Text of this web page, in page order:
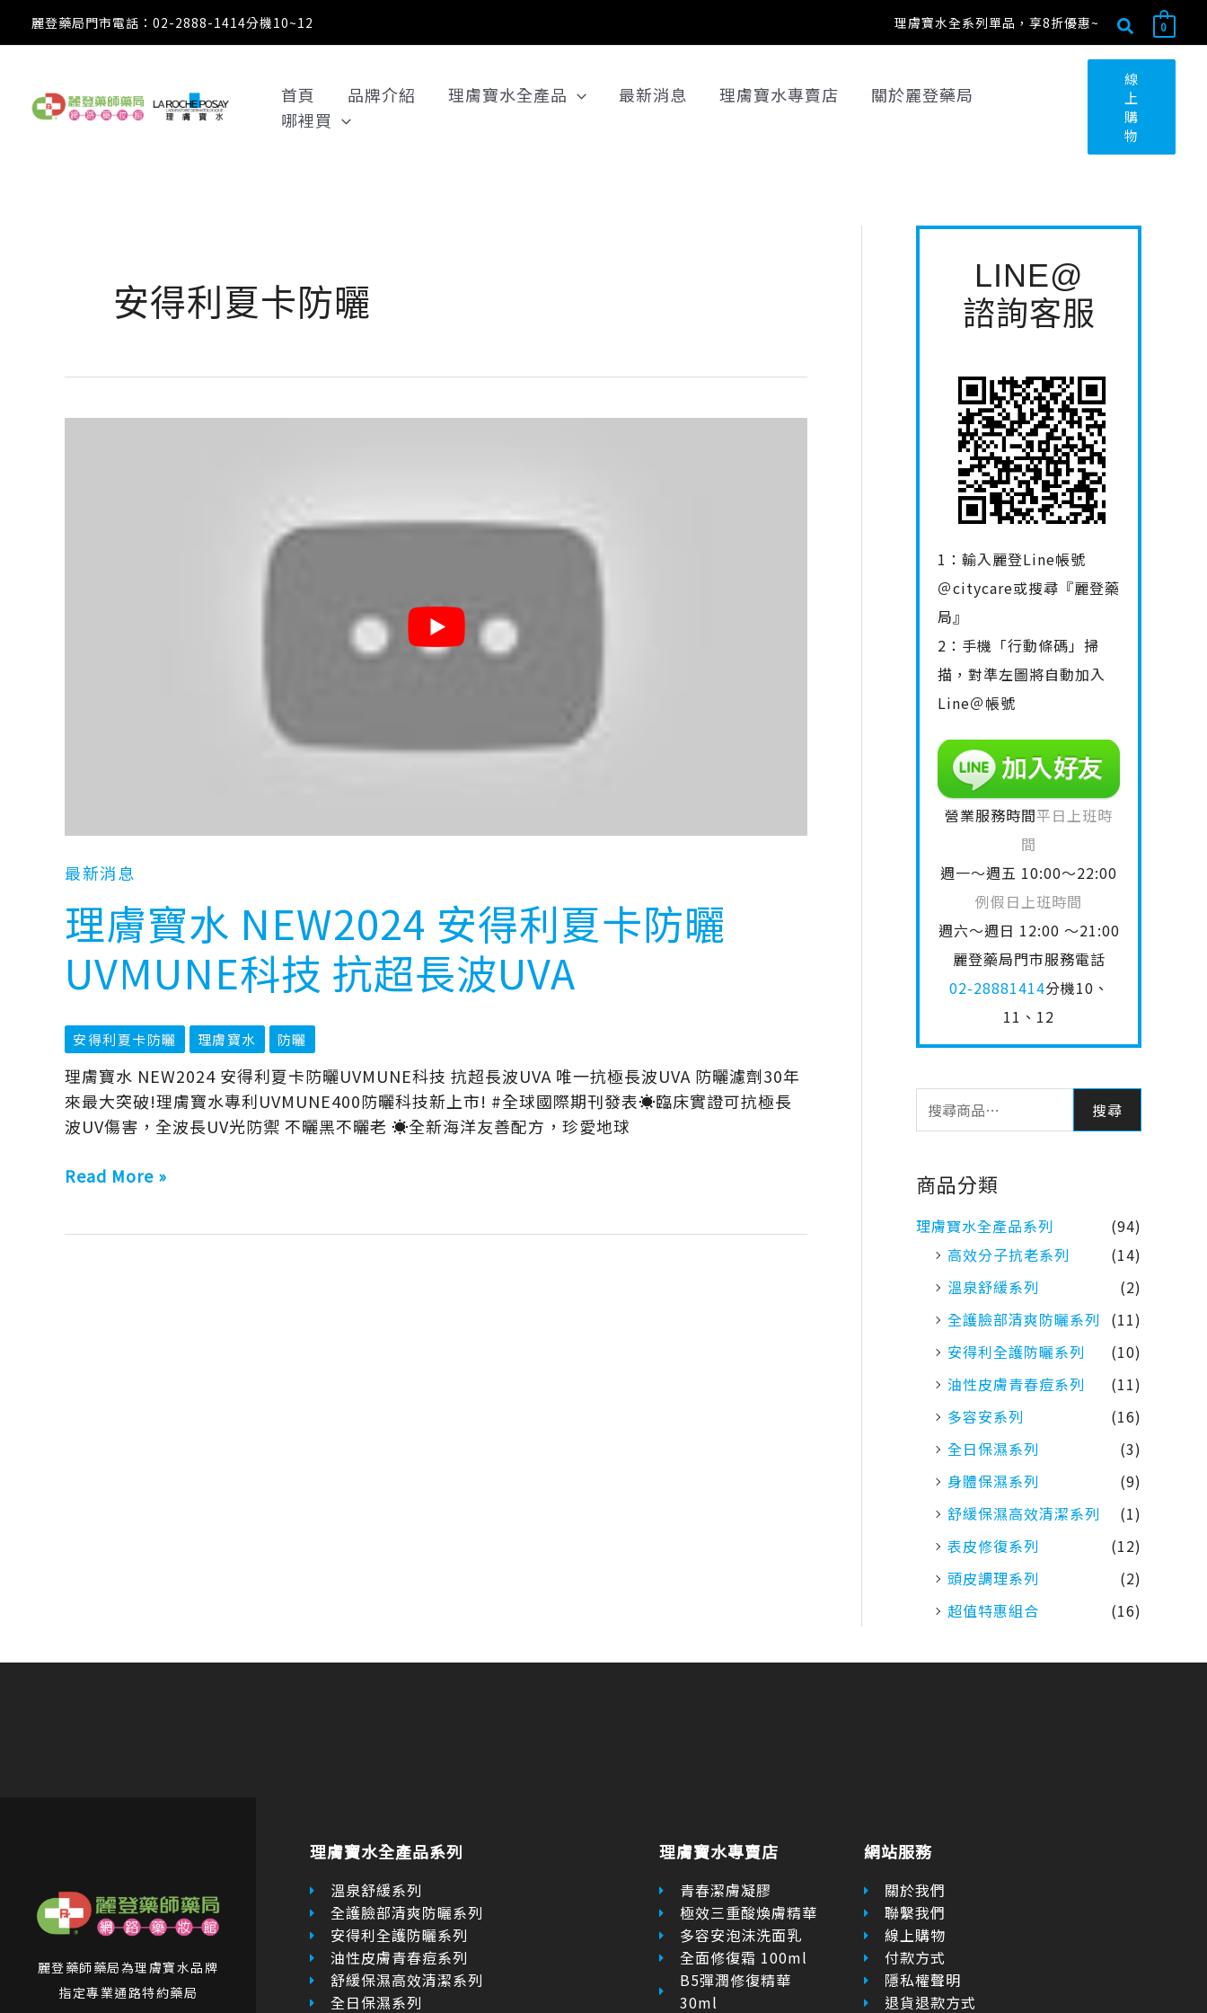
麗登藥局門市電話：02-2888-1414分機10~12 理膚寶水全系列單品，享8折優惠~
搜
尋
0
首頁 品牌介紹 理膚寶水全產品 最新消息 理膚寶水專賣店
關於麗登藥局
哪裡買
線
上
購
物
安得利夏卡防曬
最新消息
理膚寶水 NEW2024 安得利夏卡防曬
UVMUNE科技 抗超長波UVA
安得利夏卡防曬 理膚寶水 防曬
理膚寶水 NEW2024 安得利夏卡防曬UVMUNE科技 抗超長波UVA 唯一抗極長波UVA 防曬濾劑30年
來最大突破!理膚寶水專利UVMUNE400防曬科技新上市! #全球國際期刊發表☀臨床實證可抗極長
波UV傷害，全波長UV光防禦 不曬黑不曬老 ☀全新海洋友善配方，珍愛地球
超
波
UVA
Read More »
LINE@
諮詢客服
1：輸入麗登Line帳號
＠citycare或搜尋『麗登藥
局』
2：手機「行動條碼」掃
描，對準左圖將自動加入
Line＠帳號
營業服務時間平日上班時
間
週一～週五 10:00～22:00
例假日上班時間
週六～週日 12:00 ～21:00
麗登藥局門市服務電話
02-28881414分機10、
11、12
搜
尋
鍵
搜尋
商品分類
理膚寶水全產品系列
(94)
高效分子抗老系列
(14)
溫泉舒緩系列
(2)
全護臉部清爽防曬系列
(11)
安得利全護防曬系列
(10)
油性皮膚青春痘系列
(11)
多容安系列
(16)
全日保濕系列
(3)
身體保濕系列
(9)
舒緩保濕高效清潔系列
(1)
表皮修復系列
(12)
頭皮調理系列
(2)
超值特惠組合
(16)
麗登藥師藥局為理膚寶水品牌
指定專業通路特約藥局
理膚寶水全產品系列
溫泉舒緩系列
全護臉部清爽防曬系列
安得利全護防曬系列
油性皮膚青春痘系列
舒緩保濕高效清潔系列
全日保濕系列
理膚寶水專賣店
青春潔膚凝膠
極效三重酸煥膚精華
多容安泡沫洗面乳
全面修復霜 100ml
B5彈潤修復精華
30ml
網站服務
關於我們
聯繫我們
線上購物
付款方式
隱私權聲明
退貨退款方式